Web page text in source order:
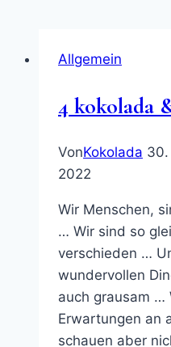
Allgemein
4 kokolada
VonKokolada 30.
2022
Wir Menschen,
… Wir sind so
verschieden …
wundervollen
auch grausam …
Erwartungen an
schauen aber